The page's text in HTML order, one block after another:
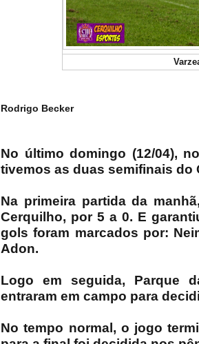
Rodrigo Becker
No último domingo (12/04),
tivemos as duas semifinais do
Na primeira partida da
Cerquilho, por 5 a 0. E
gols foram marcados por:
Adon.
Logo em seguida, Parque
entraram em campo para
No tempo normal, o jogo